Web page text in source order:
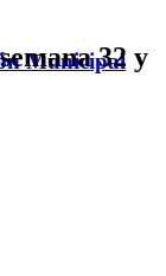
Municipal32 y